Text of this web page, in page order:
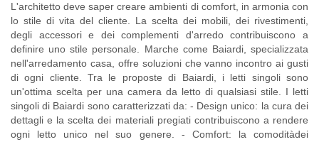
L'architetto deve saper creare ambienti di comfort, in armonia con
lo stile di vita del cliente. La scelta dei mobili, dei rivestimenti,
degli accessori e dei complementi d'arredo contribuiscono a
definire uno stile personale. Marche come Baiardi, specializzata
nell'arredamento casa, offre soluzioni che vanno incontro ai gusti
di ogni cliente. Tra le proposte di Baiardi, i letti singoli sono
un'ottima scelta per una camera da letto di qualsiasi stile. I letti
singoli di Baiardi sono caratterizzati da: - Design unico: la cura dei
dettagli e la scelta dei materiali pregiati contribuiscono a rendere
ogni letto unico nel suo genere. - Comfort: la comoditàdei